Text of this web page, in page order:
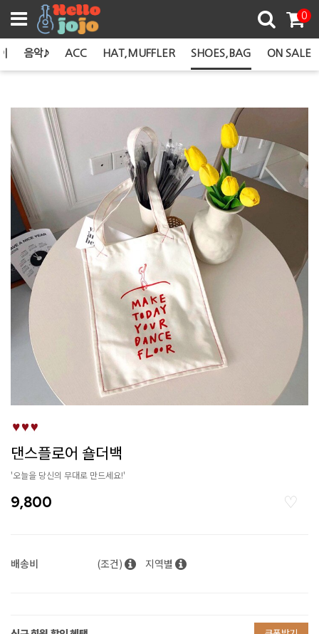
0
음악♪ ACC HAT,MUFFLER SHOES,BAG ON SALE
댄스플로어 숄더백
'오늘을 당신의 무대로 만드세요!'
9,800
배송비 (조건) 지역별